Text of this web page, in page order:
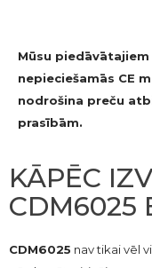
Mūsu
nepieciešamās CE
nodrošina preču
prasībām.
KĀPĒC
CDM6025
CDM6025 nav tikai vēl